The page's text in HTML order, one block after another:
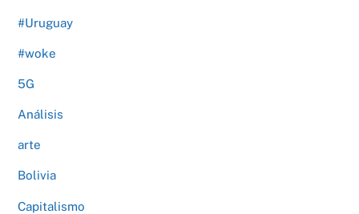
#Uruguay
#woke
5G
Análisis
arte
Bolivia
Capitalismo